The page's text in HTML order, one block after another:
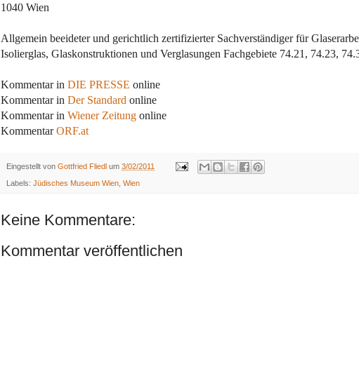
1040 Wien
Allgemein beeideter und gerichtlich zertifizierter Sachverständiger für
Isolierglas, Glaskonstruktionen und Verglasungen Fachgebiete 74.21, 74.23,
Kommentar in DIE PRESSE online
Kommentar in Der Standard online
Kommentar in Wiener Zeitung online
KommentarORF.at
Eingestellt von Gottfried Fliedl um 3/02/2011
Labels: Jüdisches Museum Wien Wien
Keine Kommentare:
Kommentar veröffentlichen